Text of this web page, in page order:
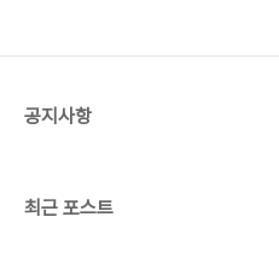
공지사항
최근 포스트